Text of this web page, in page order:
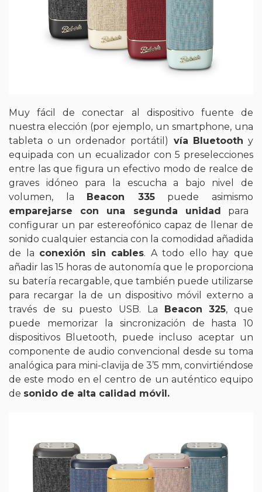
Muy fácil de conectar al dispositivo fuente de
nuestra elección (por ejemplo, un smartphone, una
tableta o un ordenador portátil) vía Bluetooth y
equipada con un ecualizador con 5 preselecciones
entre las que figura un efectivo modo de realce de
graves idóneo para la escucha a bajo nivel de
volumen, la Beacon 335puede asimismo
emparejarse con una segunda unidad para
configurar un par estereofónico capaz de llenar de
sonido cualquier estancia con la comodidad añadida
de la conexión sin cables. A todo ello hay que
añadir las 15 horas de autonomía que le proporciona
su batería recargable, que también puede utilizarse
para recargar la de un dispositivo móvil externo a
través de su puesto USB. La Beacon 325, que
puede memorizar la sincronización de hasta 10
dispositivos Bluetooth, puede incluso aceptar un
componente de audio convencional desde su toma
analógica para mini-clavija de 3’5 mm, convirtiéndose
de este modo en el centro de un auténtico equipo
de sonido de alta calidad móvil.